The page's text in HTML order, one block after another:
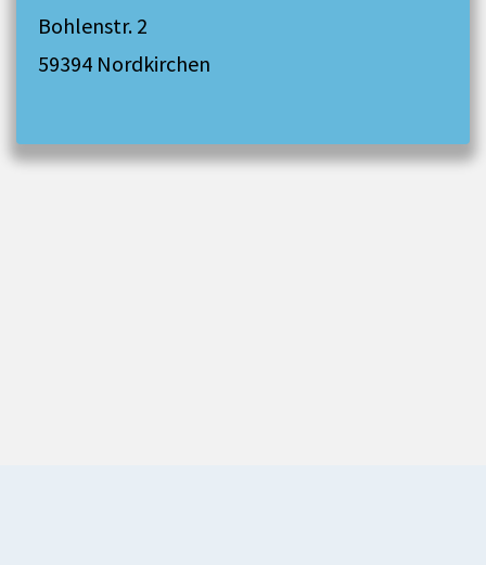
Bohlenstr. 2
59394 Nordkirchen